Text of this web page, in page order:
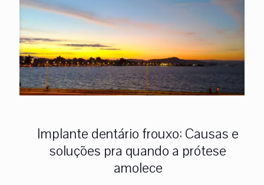
Implante dentário frouxo: Causas e
soluções pra quando a prótese
amolece